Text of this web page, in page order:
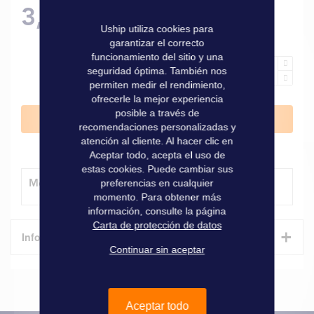
3,30 €
Añadir al carrito
Método de entrega
Informaciones técnicas +
Uship utiliza cookies para
garantizar el correcto
funcionamiento del sitio y una
seguridad óptima. También nos
permiten medir el rendimiento,
ofrecerle la mejor experiencia
posible a través de
recomendaciones personalizadas y
atención al cliente. Al hacer clic en
Aceptar todo, acepta el uso de
estas cookies. Puede cambiar sus
preferencias en cualquier
momento. Para obtener más
información, consulte la página
Carta de protección de datos
Continuar sin aceptar
Aceptar todo